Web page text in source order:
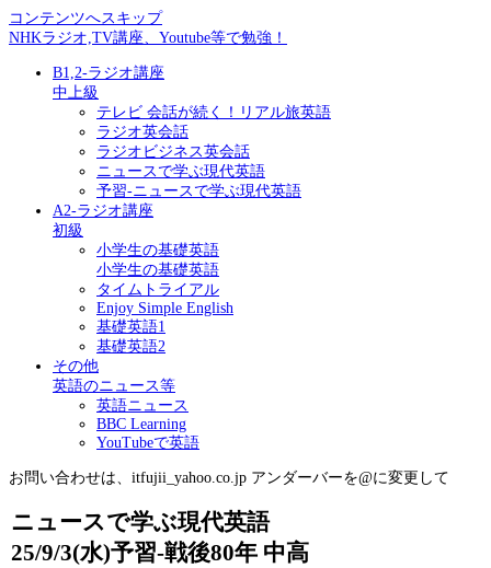
コンテンツへスキップ
NHKラジオ,TV講座、Youtube等で勉強！
B1,2-ラジオ講座
中上級
テレビ 会話が続く！リアル旅英語
ラジオ英会話
ラジオビジネス英会話
ニュースで学ぶ現代英語
予習-ニュースで学ぶ現代英語
A2-ラジオ講座
初級
小学生の基礎英語
小学生の基礎英語
タイムトライアル
Enjoy Simple English
基礎英語1
基礎英語2
その他
英語のニュース等
英語ニュース
BBC Learning
YouTubeで英語
お問い合わせは、itfujii_yahoo.co.jp アンダーバーを@に変更して
ニュースで学ぶ現代英語
25/9/3(水)予習-戦後80年 中高